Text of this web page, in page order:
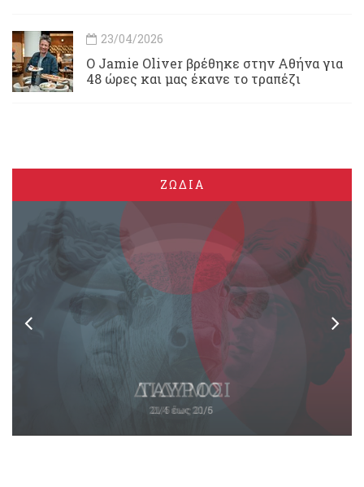
23/04/2026
Ο Jamie Oliver βρέθηκε στην Αθήνα για
48 ώρες και μας έκανε το τραπέζι
ΖΩΔΙΑ